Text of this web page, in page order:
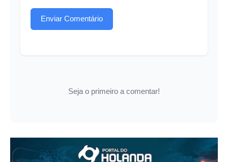
Enviar Comentário
Seja o primeiro a comentar!